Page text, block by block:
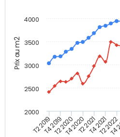
Prix au m2
T2 2019T4 2019T2 2020T4 2020T2 2021T4 2021T2 2022
T4
2000
2500
3000
3500
4000